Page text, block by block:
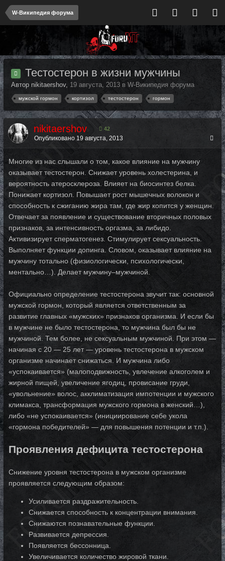
W-Википедия форума
Тестостерон в жизни мужчины
Автор nikitaershov, 19 августа, 2013 вW-Википедия форума
мужской гормон кортизол тестостерон гормон
nikitaershov 42
Опубликовано 19 августа, 2013
Многие из нас слышали о том, какое влияние на мужчину
оказывает тестостерон. Снижает уровень холестерина, и
вероятность атеросклероза. Влияет на биосинтез белка.
Понижает кортизол. Повышает рост мышечных волокон и
способность к сжиганию жира там, где жир копится у женщин.
Отвечает за появление и существование вторичных половых
признаков, за интенсивность оргазма, за либидо.
Активизирует сперматогенез. Стимулирует сексуальность.
Выполняет функции допинга. Словом, оказывает влияние на
мужчину тотально (физиологически, психологически,
ментально…). Делает мужчину–мужчиной.
Официально определение тестостерона звучит так: основной
мужской гормон, который является ответственным за
развитие главных «мужских» признаков организма. И если бы
в мужчине не было тестостерона, то мужчина был бы не
мужчиной. Тем более, не сексуальным мужчиной. При этом —
начиная с 20 — 25 лет — уровень тестостерона в мужском
организме начинает снижаться. И мужчина либо
«успокаивается» (малоподвижность, увлечение алкоголем и
жирной пищей, увеличение ягодиц, провисание груди,
«увольнение» волос, акклиматизация импотенции и мужского
климакса, трансформация мужского гормона в женский…),
либо «не успокаивается» (инициирование себе укола
«гормона победителей» — для повышения потенции и т.п.).
Проявления дефицита тестостерона
Снижение уровня тестостерона в мужском организме
проявляется следующим образом:
Усиливается раздражительность.
Снижается способность к концентрации внимания.
Снижаются познавательные функции.
Развивается депрессия.
Появляется бессонница.
Увеличивается количество жировой ткани.